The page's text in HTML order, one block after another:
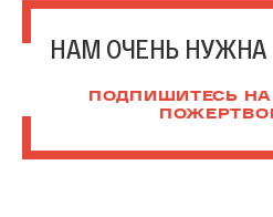
НАМ ОЧЕНЬ
ПОДПИШИТЕСЬ